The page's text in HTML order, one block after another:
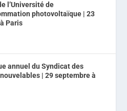
l’Université de
photovoltaïque | 23
Paris
annuel du Syndicat des
| 29 septembre à